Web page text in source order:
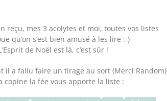
reçu, mes 3 acolytes et moi, toutes vos listes
qu’on s’est bien amusé à les lire :-)
de Noël est là, c’est sûr !
il a fallu faire un tirage au sort (Merci Random)
copine la fée vous apporte la liste :